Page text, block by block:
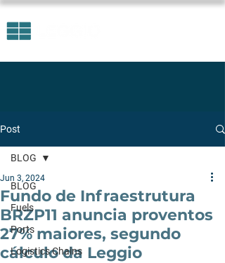
Post
BLOG
Fuels
Ports
Logistics Chains
BLOG
Fundo de Infraestrutura
BRZP11 anuncia proventos
27% maiores, segundo
cálculo da Leggio
Jun 3, 2024